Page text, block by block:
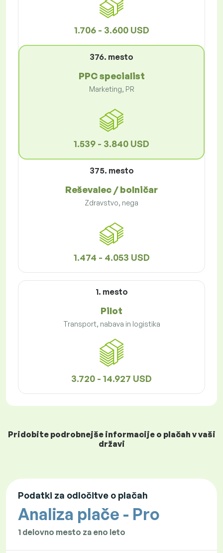
1.706 - 3.600 USD
376. mesto
PPC specialist
Marketing, PR
1.539 - 3.840 USD
375. mesto
Reševalec / bolničar
Zdravstvo, nega
1.474 - 4.053 USD
1. mesto
Pilot
Transport, nabava in logistika
3.720 - 14.927 USD
Pridobite podrobnejše informacije o plačah v vaši
državi
Podatki za odločitve o plačah
Analiza plače - Pro
1 delovno mesto za eno leto